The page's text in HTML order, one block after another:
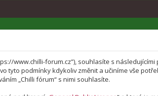
www.chilli-forum.cz”), souhlasíte s
tyto podmínky kdykoliv změnit a učiníme vše
„Chilli fórum“ s nimi souhlasíte.